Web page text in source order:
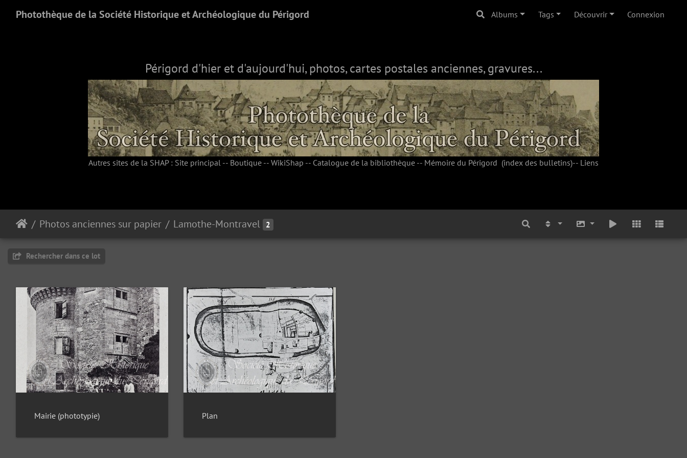
Photothèque de la Société Historique et Archéologique du Périgord Albums Tags Découvrir Connexion
Périgord d'hier et d'aujourd'hui, photos, cartes postales anciennes, gravures...
Autres sites de la SHAP : Site principal -- Boutique -- WikiShap -- Catalogue de la bibliothèque -- Mémoire du Périgord (index des bulletins)-- Liens
Photos anciennes sur papier Lamothe-Montravel 2
Rechercher dans ce lot
Mairie (phototypie) Plan